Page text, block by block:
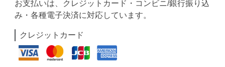
お支払いは、クレジットカード・コンビニ/銀行振り込
み・各種電子決済に対応しています。
クレジットカード